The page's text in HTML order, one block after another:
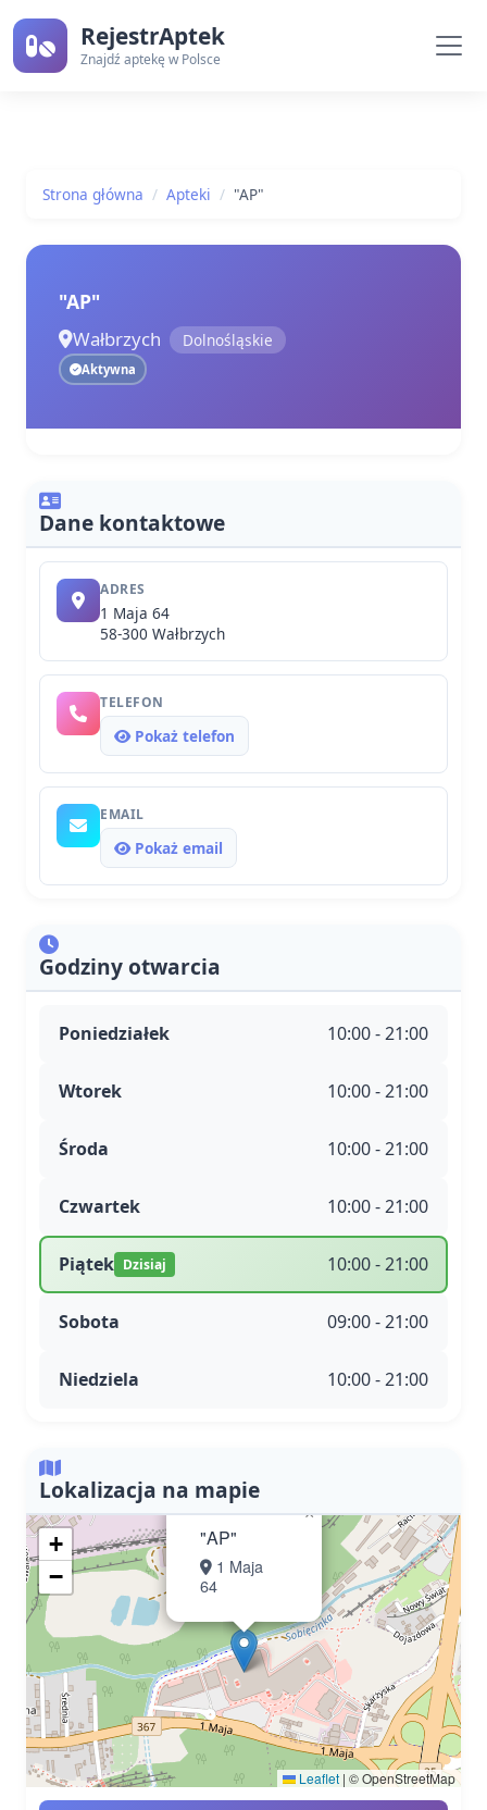
RejestrAptek
Znajdź aptekę w Polsce
Strona główna Apteki "AP"
"AP"
Wałbrzych Dolnośląskie
Aktywna
Dane kontaktowe
ADRES
1 Maja 64
58-300 Wałbrzych
TELEFON
Pokaż telefon
EMAIL
Pokaż email
Godziny otwarcia
Poniedziałek 10:00 - 21:00
Wtorek 10:00 - 21:00
Środa 10:00 - 21:00
Czwartek 10:00 - 21:00
Piątek Dzisiaj 10:00 - 21:00
Sobota 09:00 - 21:00
Niedziela 10:00 - 21:00
Lokalizacja na mapie
"AP"
1 Maja
64
×
+
−
Leaflet | © OpenStreetMap